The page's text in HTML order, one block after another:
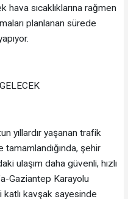
sıcaklıklarına rağmen
planlanan sürede
yıllardır yaşanan trafik
şehir
ulaşım daha güvenli, hızlı
Gaziantep Karayolu
kavşak sayesinde